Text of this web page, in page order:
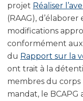
projet Réaliser
(RAAG),
modifications
conformément
du Rapport sur la
ont trait à la
membres du corps
mandat, le BCAPG